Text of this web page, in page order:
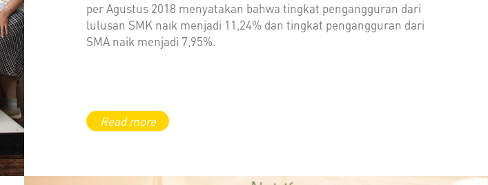
per Agustus 2018 menyatakan bahwa tingkat pengangguran dari
lulusan SMK naik menjadi 11,24% dan tingkat pengangguran dari
SMA naik menjadi 7,95%.